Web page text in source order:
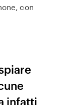
con
infatti